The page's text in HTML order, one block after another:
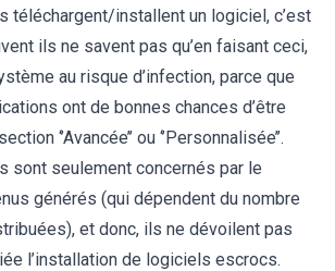
téléchargent/installent un logiciel, c’est
ils ne savent pas qu’en faisant ceci,
au risque d’infection, parce que
ont de bonnes chances d’être
‘’Avancée’’ ou ‘’Personnalisée’’.
sont seulement concernés par le
générés (qui dépendent du nombre
et donc, ils ne dévoilent pas
l’installation de logiciels escrocs.